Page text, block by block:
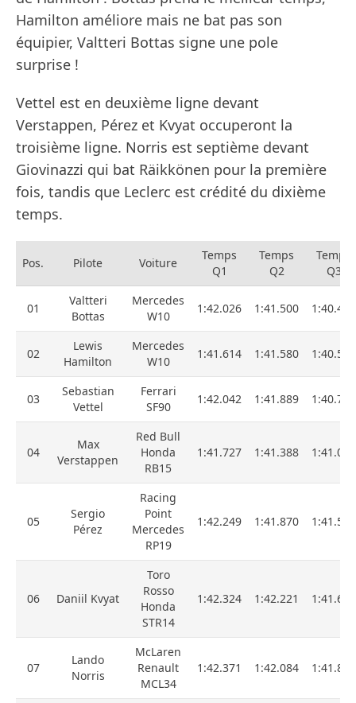
Hamilton améliore mais ne bat pas son
équipier, Valtteri Bottas signe une pole
surprise !
Vettel est en deuxième ligne devant
Verstappen, Pérez et Kvyat occuperont la
troisième ligne. Norris est septième devant
Giovinazzi qui bat Räikkönen pour la première
fois, tandis que Leclerc est crédité du dixième
temps.
Pos. Pilote Voiture
Temps
Q1
Temps
Q2
Temps
Q3
01
Valtteri
Bottas
Mercedes
W10
1:42.026 1:41.500 1:40.495
02
Lewis
Hamilton
Mercedes
W10
1:41.614 1:41.580 1:40.554
03
Sebastian
Vettel
Ferrari
SF90
1:42.042 1:41.889 1:40.797
04
Max
Verstappen
Red Bull
Honda
RB15
1:41.727 1:41.388 1:41.069
05
Sergio
Pérez
Racing
Point
Mercedes
RP19
1:42.249 1:41.870 1:41.593
06 Daniil Kvyat
Toro
Rosso
Honda
STR14
1:42.324 1:42.221 1:41.681
07
Lando
Norris
McLaren
Renault
MCL34
1:42.371 1:42.084 1:41.886